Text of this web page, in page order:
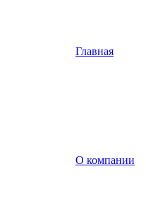
Главная
О компании